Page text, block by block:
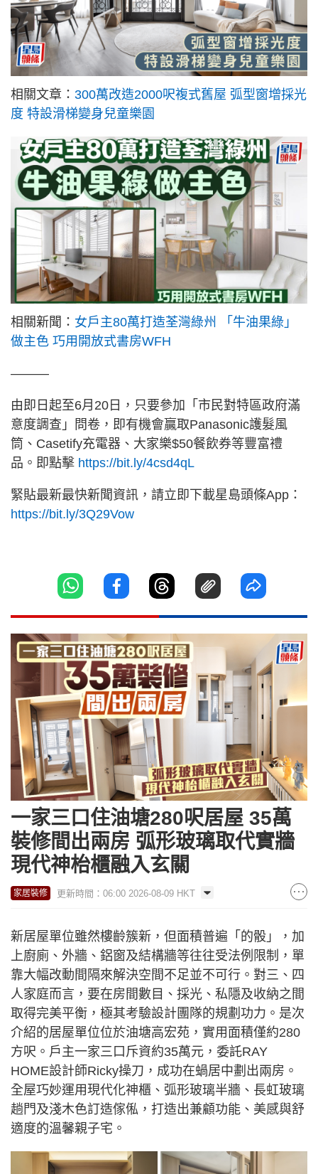
相關文章： 300萬改造2000呎複式舊屋 弧型窗增採光
度 特設滑梯變身兒童樂園
相關新聞： 女戶主80萬打造荃灣綠州 「牛油果綠」
做主色 巧用開放式書房WFH
———
由即日起至6月20日，只要參加「市民對特區政府滿
意度調查」問卷，即有機會贏取Panasonic護髮風
筒、Casetify充電器、大家樂$50餐飲券等豐富禮
品。即點擊 https://bit.ly/4csd4qL
緊貼最新最快新聞資訊，請立即下載星島頭條App：
https://bit.ly/3Q29Vow
一家三口住油塘280呎居屋 35萬
裝修間出兩房 弧形玻璃取代實牆
現代神枱櫃融入玄關
家居裝修 更新時間：06:00 2026-08-09 HKT
新居屋單位雖然樓齡簇新，但面積普遍「的骰」，加
上廚廁、外牆、鋁窗及結構牆等往往受法例限制，單
靠大幅改動間隔來解決空間不足並不可行。對三、四
人家庭而言，要在房間數目、採光、私隱及收納之間
取得完美平衡，極其考驗設計團隊的規劃功力。是次
介紹的居屋單位位於油塘高宏苑，實用面積僅約280
方呎。戶主一家三口斥資約35萬元，委託RAY
HOME設計師Ricky操刀，成功在蝸居中劃出兩房。
全屋巧妙運用現代化神櫃、弧形玻璃半牆、長虹玻璃
趟門及淺木色訂造傢俬，打造出兼顧功能、美感與舒
適度的溫馨親子宅。